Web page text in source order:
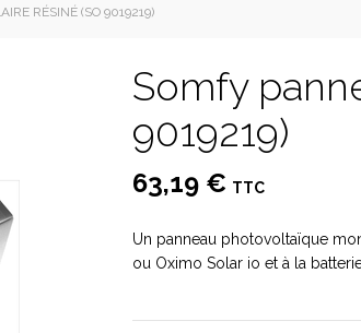
RÉSINÉ (SO 9019219)
Somfy
9019219)
63,19 € TTC
Un panneau photovoltaïque
ou Oximo Solar io et à la